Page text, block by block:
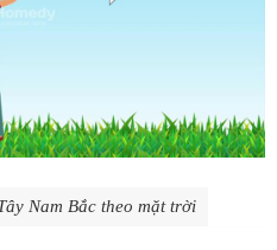
Nam Bắc theo mặt trời